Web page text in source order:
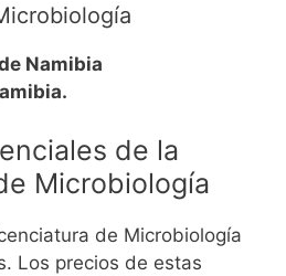
Namibia
de la
Microbiología
de Microbiología
Los precios de estas